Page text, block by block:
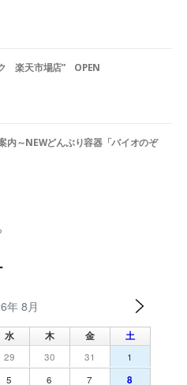
ク 楽天市場店” OPEN
内～NEWどんぶり容器「バイオのぞ
年 8月
水 木 金 土
29 30 31
1
5 6 7 8